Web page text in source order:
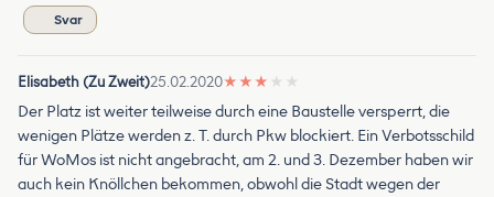
Svar
Elisabeth (Zu Zweit)25.02.2020★ ★ ★ ★ ★
Der Platz ist weiter teilweise durch eine Baustelle versperrt, die
wenigen Plätze werden z. T. durch Pkw blockiert. Ein Verbotsschild
für WoMos ist nicht angebracht, am 2. und 3. Dezember haben wir
auch kein Knöllchen bekommen, obwohl die Stadt wegen der